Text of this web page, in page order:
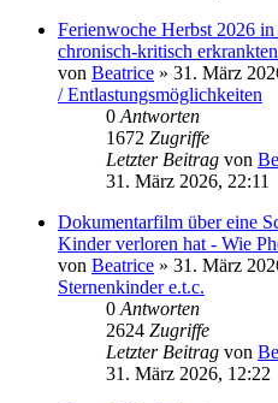
Ferienwoche Herbst 2026
chronisch-kritisch
von Beatrice » 31. März
/ Entlastungsmöglichkeiten
0 Antworten
1672 Zugriffe
Letzter Beitrag von
31. März 2026, 22:11
Dokumentarfilm über eine
Kinder verloren hat - Wie
von Beatrice » 31. März
Sternenkinder e.t.c.
0 Antworten
2624 Zugriffe
Letzter Beitrag von
31. März 2026, 12:22